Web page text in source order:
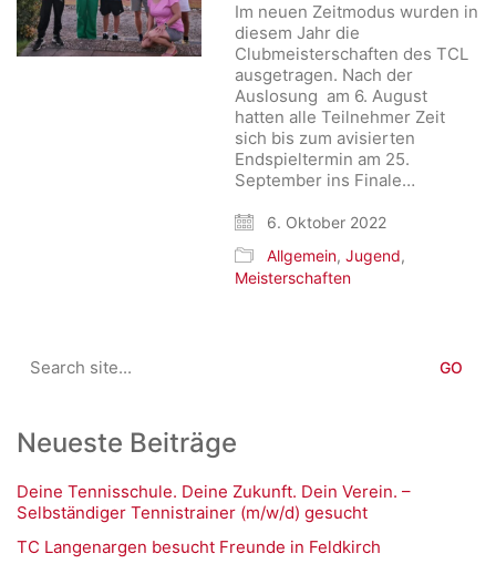
Im neuen Zeitmodus wurden in
diesem Jahr die
Clubmeisterschaften des TCL
ausgetragen. Nach der
Auslosung am 6. August
hatten alle Teilnehmer Zeit
sich bis zum avisierten
Endspieltermin am 25.
September ins Finale…
6. Oktober 2022
Allgemein,Jugend,
Meisterschaften
for:
Neueste Beiträge
Deine Tennisschule. Deine Zukunft. Dein Verein. –
Selbständiger Tennistrainer (m/w/d) gesucht
TC Langenargen besucht Freunde in Feldkirch